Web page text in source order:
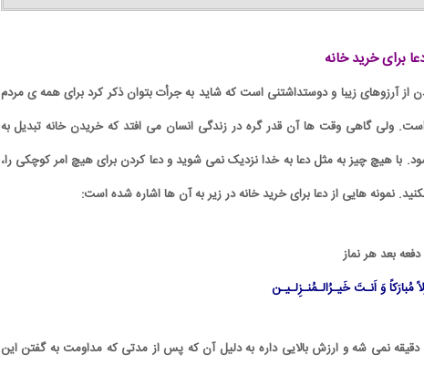
برای خرید خانه
از آرزوهای زیبا و دوستداشتنی است که شاید به جرأت بتوان ذکر کرد برای همه ی مردم
ولی گاهی وقت ها آن قدر گره در زندگی انسان می افتد که خریدن خانه تبدیل به
هیچ چیز به مثل دعا به خدا نزدیک نمی شوید و دعا کردن برای هیچ امر کوچکی را،
نمونه هایی از دعا برای خرید خانه در زیر به آن ها اشاره شده است:
مُبارَکاً وَ اَنـتَ خَیـرُالـمُنـزِلـیـن
این ذکر گفتنش بیش از ۶ دقیقه نمی شه و ارزش بالایی داره به دلیل آن که پس از مدتی که مداومت به گفتن این